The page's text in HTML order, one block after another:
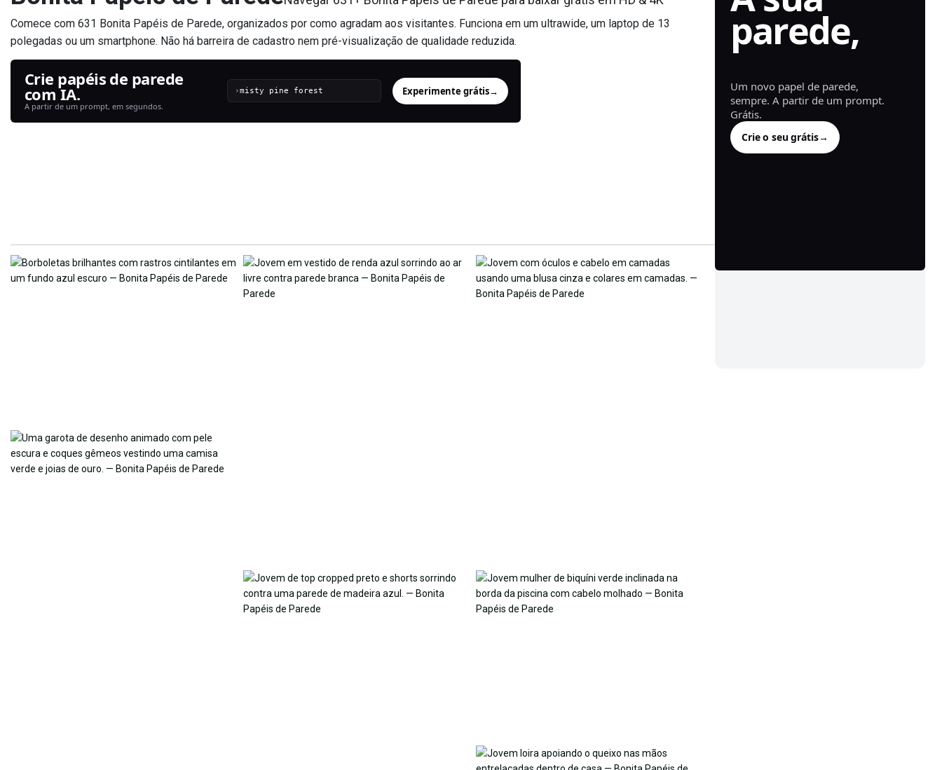
Comece com 631 Bonita Papéis de Parede, organizados por como agradam aos visitantes. Funciona em um ultrawide, um laptop de 13
polegadas ou um smartphone. Não há barreira de cadastro nem pré-visualização de qualidade reduzida.
Crie papéis de parede
com IA.
A partir de um prompt, em segundos.
› Experimente grátis→
parede,
gerado.
Um novo papel de parede,
sempre. A partir de um prompt.
Grátis.
Crie o seu grátis→